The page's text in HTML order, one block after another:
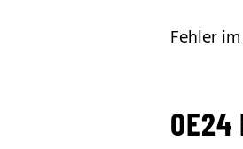
Fehler
OE24